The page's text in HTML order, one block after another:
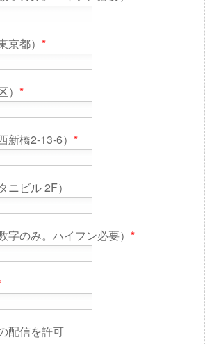
都） *
*
新橋2-13-6） *
ニビル 2F）
字のみ。ハイフン必要） *
配信を許可